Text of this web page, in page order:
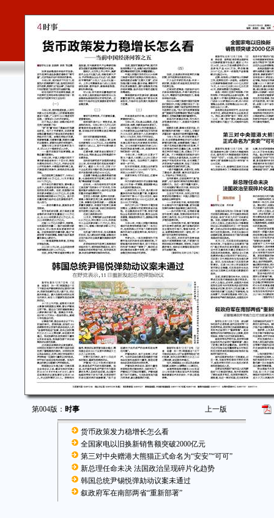
第004版： 时事 上一版
货币政策发力稳增长怎么看
全国家电以旧换新销售额突破2000亿元
第三对中央赠港大熊猫正式命名为“安安”“可可”
新总理任命未决 法国政治呈现碎片化趋势
韩国总统尹锡悦弹劾动议案未通过
叙政府军在南部两省“重新部署”